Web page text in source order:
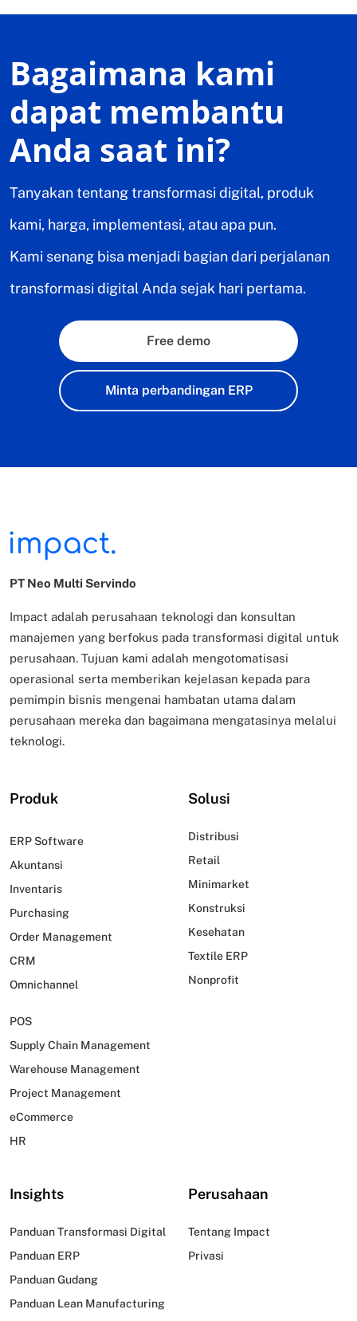
Bagaimana kami
dapat membantu
Anda saat ini?
Tanyakan tentang transformasi digital, produk
kami, harga, implementasi, atau apa pun.
Kami senang bisa menjadi bagian dari perjalanan
transformasi digital Anda sejak hari pertama.
Free demo
Minta perbandingan ERP
PT Neo Multi Servindo
Impact adalah perusahaan teknologi dan konsultan
manajemen yang berfokus pada transformasi digital untuk
perusahaan. Tujuan kami adalah mengotomatisasi
operasional serta memberikan kejelasan kepada para
pemimpin bisnis mengenai hambatan utama dalam
perusahaan mereka dan bagaimana mengatasinya melalui
teknologi.
Produk
ERP Software
Akuntansi
Inventaris
Purchasing
Order Management
CRM
Omnichannel
POS
Supply Chain Management
Warehouse Management
Project Management
eCommerce
HR
Solusi
Distribusi
Retail
Minimarket
Konstruksi
Kesehatan
Textile ERP
Nonprofit
Insights
Panduan Transformasi Digital
Panduan ERP
Panduan Gudang
Panduan Lean Manufacturing
Perusahaan
Tentang Impact
Privasi